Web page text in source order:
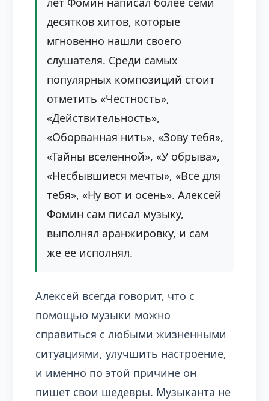
десятков хитов, которые
мгновенно нашли своего
слушателя. Среди самых
популярных композиций стоит
отметить «Честность»,
«Действительность»,
«Оборванная нить», «Зову тебя»,
«Тайны вселенной», «У обрыва»,
«Несбывшиеся мечты», «Все для
тебя», «Ну вот и осень». Алексей
Фомин сам писал музыку,
выполнял аранжировку, и сам
же ее исполнял.
Алексей всегда говорит, что с
помощью музыки можно
справиться с любыми жизненными
ситуациями, улучшить настроение,
и именно по этой причине он
пишет свои шедевры. Музыканта не